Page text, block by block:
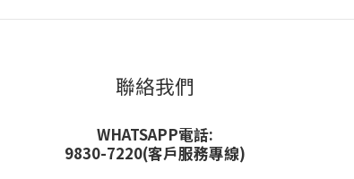
聯絡我們
WHATSAPP電話:
9830-7220(客戶服務專線)